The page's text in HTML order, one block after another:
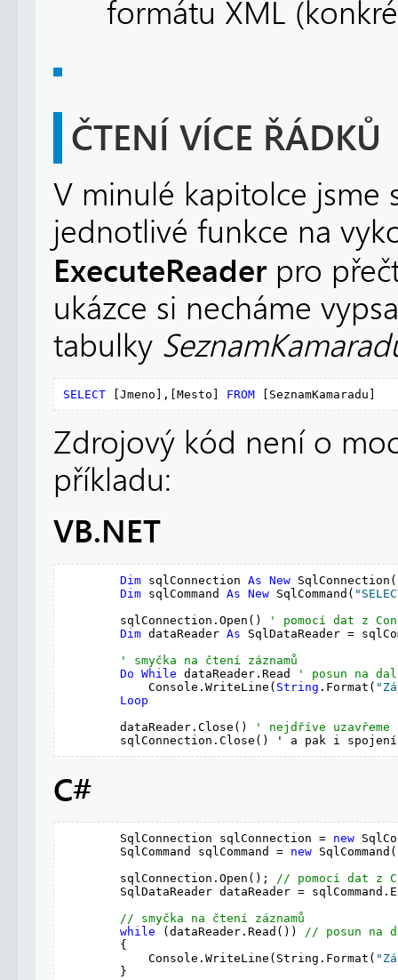
formátu XML
ČTENÍ VÍCE ŘÁDKŮ
V minulé kapitolce jsme
jednotlivé funkce na
ExecuteReaderpro
ukázce si necháme
tabulky
SELECT [Jmeno],[Mesto] FROM [SeznamKamaradu]
Zdrojový kód není o
příkladu:
VB.NET
Dim sqlConnection As New
Dim sqlCommand As New SqlCommand(
        sqlConnection.Open()
' pomocí dat z
Dim dataReader As SqlDataReader =
' smyčka na čtení záznamů
Do While dataReader.Read
' posun na
            Console.WriteLine(
String .Format(
Loop
        dataReader.Close()
' nejdříve
        sqlConnection.Close() ' a pak i spojení
C#
        SqlConnection sqlConnection =
new
        SqlCommand sqlCommand =
new SqlCommand(
        sqlConnection.Open();
// pomocí dat z
SqlDataReader dataReader =
// smyčka na čtení záznamů
while (dataReader.Read()) // posun na
        {
            Console.WriteLine(String.Format(
        }